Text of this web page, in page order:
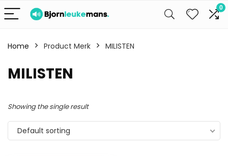
0
Home Product Merk MILISTEN
MILISTEN
Showing the single result
Default sorting